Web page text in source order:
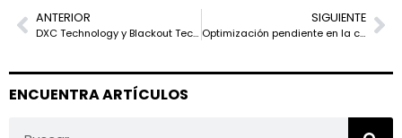
ANTERIOR
DXC Technology y Blackout Technologies se unen para fortalecer la seguridad empresarial y mejorar la eficiencia operativa en dispositivos móviles
SIGUIENTE
Optimización pendiente en la cadena de suministro del GB200: envíos pico esperados entre 2T25 y 3T25, según TrendForce
ENCUENTRA ARTÍCULOS